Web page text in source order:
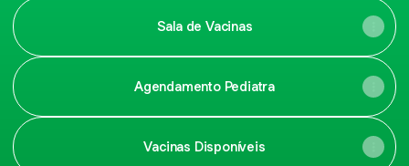
Sala de Vacinas
Agendamento Pediatra
Vacinas Disponíveis